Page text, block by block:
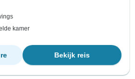
kamer
Bekijk reis